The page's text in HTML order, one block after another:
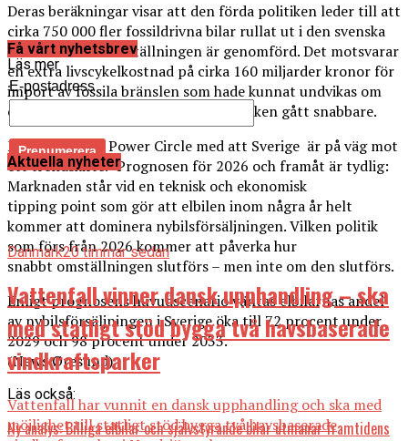
Deras beräkningar visar att den förda politiken leder till att
cirka 750 000 fler fossildrivna bilar rullat ut i den svenska
trafiken innan omställningen är genomförd. Det motsvarar
en extra livscykelkostnad på cirka 160 miljarder kronor för
import av fossila bränslen som hade kunnat undvikas om
elektrifieringen av den svenska bilparken gått snabbare.
Men nu räknar Power Circle med att Sverige är på väg mot
ett trendskifte. ”Prognosen för 2026 och framåt är tydlig:
Marknaden står vid en teknisk och ekonomisk
tipping point som gör att elbilen inom några år helt
kommer att dominera nybilsförsäljningen. Vilken politik
som förs från 2026 kommer att påverkahur
snabbt omställningen slutförs– men inte om den slutförs.
Enligt prognosens huvudscenario väntas elbilarnas andel
av nybilsförsäljningen i Sverige öka till 72 procent under
2029 och 98 procent under 2033.
(News Øresund)
Läs också:
Ny analys: Billiga elbilar och självstyrande bilar utmanar framtidens
Läs mer
Få vårt nyhetsbrev
E-postadress
Aktuella nyheter
Danmark20 timmar sedan
Vattenfall vinner dansk upphandling – ska
med statligt stöd bygga två havsbaserade
vindkraftsparker
Vattenfall har vunnit en dansk upphandling och ska med
möjlighet till statligt stöd bygga två havsbaserade